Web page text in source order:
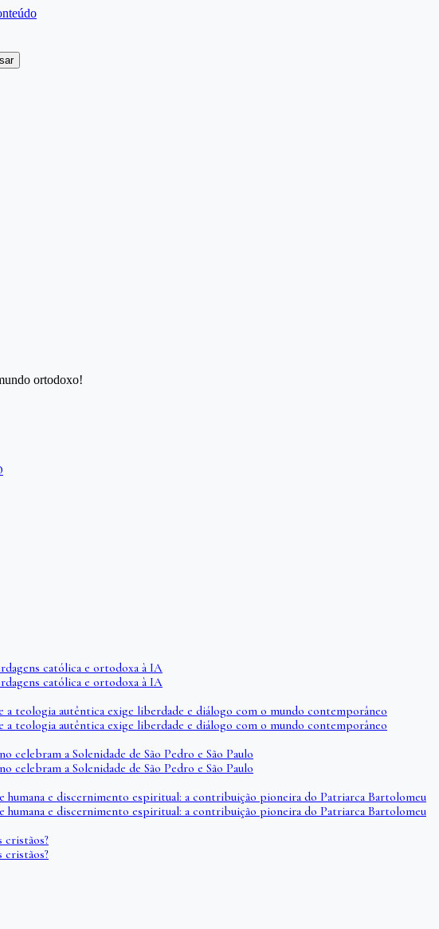
ortodoxo!
católica e ortodoxa à IA
católica e ortodoxa à IA
a teologia autêntica exige liberdade e diálogo com o mundo contemporâneo
a teologia autêntica exige liberdade e diálogo com o mundo contemporâneo
celebram a Solenidade de São Pedro e São Paulo
celebram a Solenidade de São Pedro e São Paulo
e discernimento espiritual: a contribuição pioneira do Patriarca Bartolomeu
e discernimento espiritual: a contribuição pioneira do Patriarca Bartolomeu
cristãos?
cristãos?